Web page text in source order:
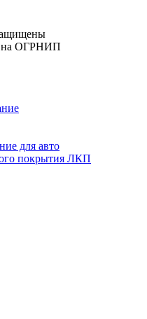
ОГРНИП
для авто
покрытия ЛКП